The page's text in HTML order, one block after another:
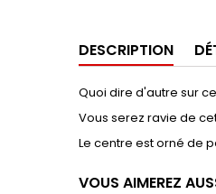
DESCRIPTION
Quoi dire d'autre sur
Vous serez ravie de
Le centre est orné de
VOUS AIMEREZ